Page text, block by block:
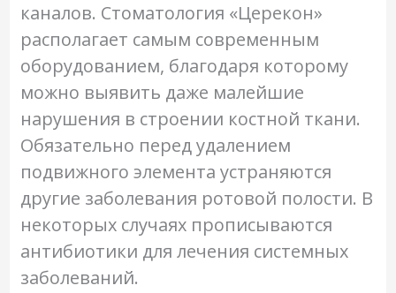
каналов. Стоматология «Церекон»
располагает самым современным
оборудованием, благодаря которому
можно выявить даже малейшие
нарушения в строении костной ткани.
Обязательно перед удалением
подвижного элемента устраняются
другие заболевания ротовой полости. В
некоторых случаях прописываются
антибиотики для лечения системных
заболеваний.